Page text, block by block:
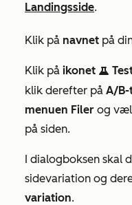
Landingsside.
Klik på navnet på
Klik på ikonet testIcon
klik derefter på A/B-
menuen Filer og
på siden.
I dialogboksen skal
sidevariation og
variation.